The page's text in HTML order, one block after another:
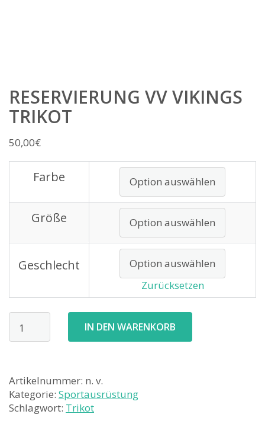
RESERVIERUNG VV VIKINGS
TRIKOT
50,00€
Farbe
Größe
Geschlecht
Zurücksetzen
Reservierung
VV
Menge
IN DEN WARENKORB
Artikelnummer: n. v.
Kategorie: Sportausrüstung
Schlagwort: Trikot